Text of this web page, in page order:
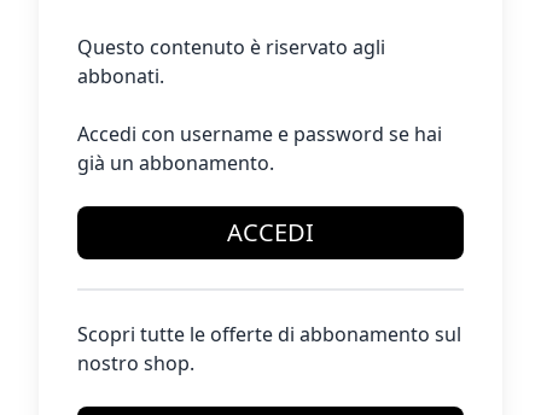
Questo contenuto è riservato agli
abbonati.
Accedi con username e password se hai
già un abbonamento.
ACCEDI
Scopri tutte le offerte di abbonamento sul
nostro shop.